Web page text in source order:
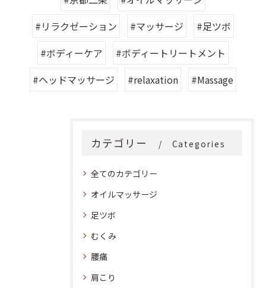
#リラクゼーション
#マッサージ
#足ツボ
#ボディーケア
#ボディートリートメント
#ヘッドマッサージ
#relaxation #Massage
カテゴリー Categories
全てのカテゴリー
オイルマッサージ
足ツボ
むくみ
腰痛
肩こり